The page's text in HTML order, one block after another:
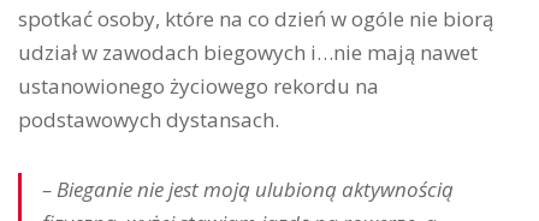
spotkać osoby, które na co dzień w ogóle nie biorą
udział w zawodach biegowych i…nie mają nawet
ustanowionego życiowego rekordu na
podstawowych dystansach.
– Bieganie nie jest moją ulubioną aktywnością